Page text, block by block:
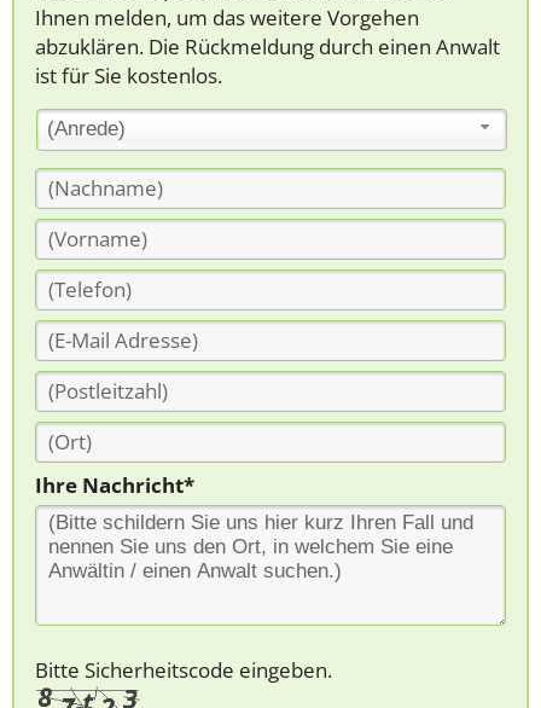
Ihnen melden, um das weitere Vorgehen
abzuklären. Die Rückmeldung durch einen Anwalt
ist für Sie kostenlos.
(Anrede)
Ihre Nachricht*
Bitte Sicherheitscode eingeben.